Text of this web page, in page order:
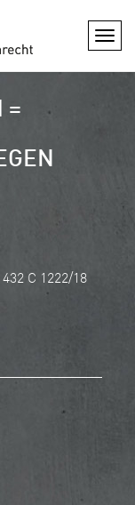
=
C 1222/18